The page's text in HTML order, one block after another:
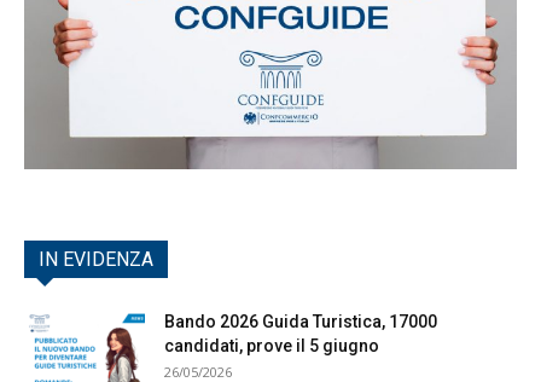
IN EVIDENZA
Bando 2026 Guida Turistica, 17000
candidati, prove il 5 giugno
26/05/2026